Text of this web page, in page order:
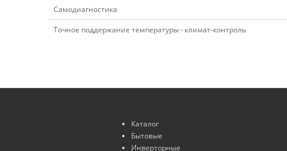
Самодиагностика
Точное поддержание температуры - климат-контроль
Каталог
Бытовые
Инверторные